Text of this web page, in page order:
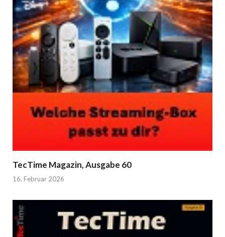
TecTime Magazin, Ausgabe 60
16. Februar 2026